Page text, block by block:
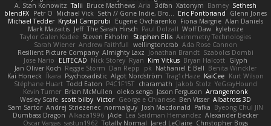
A. Stan Konowitz Talii Bruce Matthews Aria 3dfan Xatonym Barney Sethesh
blendFX Petr O Michael Vick Seth // Gone Indie, Bro... Eric Pontbriand
Glenn Jones
Michael Tedder Krystal Camprubi Eugene Ovcharenko Fiona Margrie Alan Daniels
Mark Mazaitis Jeff The Sarah Hirsch Paul Dolzall Wolf Daw kyleboze
Taylor Galen Kadee Steven Ekholm Stephen Ellis Aximmetry Technologies
Sarah Wiener Andrew Faithfull wellingtoncrab Ada Rose Cannon
Resilient Picture Company Almighty Laxz Jonathan Brandt Szabolcs Dombi
Jose Nario
ELITECAD Nick Storey Ryan Kim Vitkus Bryan Halcott Glyph
Jan Oliver Koch Reggie Storm Dan Repp pk Nathaniel E Bell Benita Winckler
Kai Honeck Íkara Psychosadistic Algot Nordström Trag1cHaze KaiCee Kurt Wilson
Stéphane Huart Todd Eaton P4C1F15T charamath Jakob Stolz YeGrayHound
Kevin Turner Brian McMullen oleko senga Jason Ferguson Arrangemonk
Wesley Scafe scott bilby Victor George e Chianese Ben Visser Albatross 3D
Sam Sartor Andrej Striezenec normalguy Josh Macdonald Pafka Byeong Chul JIN
Dumbass Dragon Alkaza1996 jAde Lea Seidman Hernandez Alexander Becker
Oscar Vargas sastun1962 Totally Normal Jared LeClaire Christopher Bogs